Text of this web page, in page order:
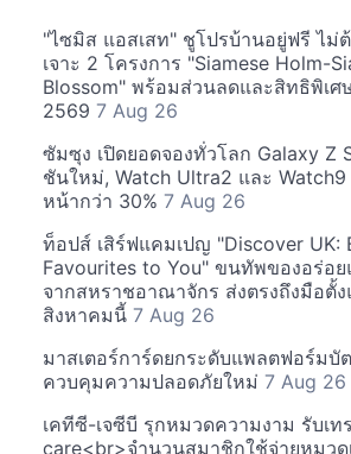
"ไซมิส แอสเสท" ชูโปรบ้านอยู่ฟรี ไม่
เจาะ 2 โครงการ "Siamese Holm-
Blossom" พร้อมส่วนลดและสิทธิพิเศ
2569 7 Aug 26
ซัมซุง เปิดยอดจองทั่วโลก Galaxy Z
ชันใหม่, Watch Ultra2 และ
หน้ากว่า 30% 7 Aug 26
ท็อปส์ เสิร์ฟแคมเปญ "Discover UK:
Favourites to You" ขนทัพของอร่อย
จากสหราชอาณาจักร ส่งตรงถึงมือตั้
สิงหาคมนี้ 7 Aug 26
มาสเตอร์การ์ดยกระดับแพลตฟอร์มบั
ควบคุมความปลอดภัยใหม่ 7 Aug 26
เคทีซี-เจซีบี รุกหมวดความงาม รับเท
care<br>จำนวนสมาชิกใช้จ่ายหมวด